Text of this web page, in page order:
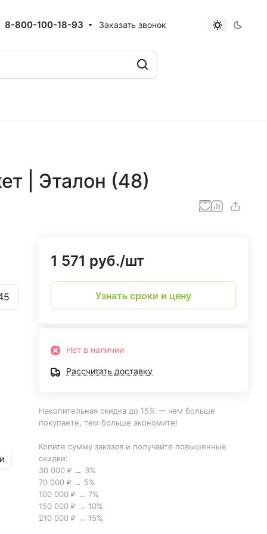
8-800-100-18-93 Заказать звонок
| Эталон (48)
1 571 руб./шт
Узнать сроки и цену
Нет в наличии
Рассчитать доставку
Накопительная скидка до 15% — чем больше
покупаете, тем больше экономите!
Копите сумму заказов и получайте повышенные
скидки:
30 000 ₽ → 3%
70 000 ₽ → 5%
100 000 ₽ → 7%
150 000 ₽ → 10%
210 000 ₽ → 15%